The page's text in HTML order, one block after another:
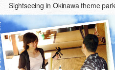
Sightseeing in Okinawa theme